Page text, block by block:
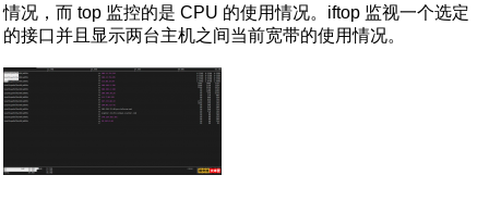
情况，而 top 监控的是 CPU 的使用情况。iftop 监视一个选定
的接口并且显示两台主机之间当前宽带的使用情况。